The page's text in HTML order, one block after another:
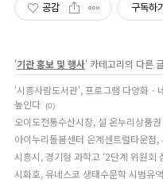
공감 구독하기
'기관 홍보 및 행사' 카테고리의 다른
'시흥사람도서관', 프로그램 다양화ㆍ
높인다 (0)
오이도전통수산시장, 설 온누리상품
아이누리돌봄센터 은계센트럴타운점
시흥시, 경기형 과학고 ‘2단계 위원회
시화호, 유네스코 생태수문학 시범유